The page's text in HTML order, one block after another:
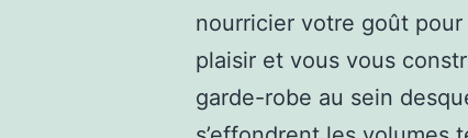
nourricier votre goût
plaisir et vous vous
garde-robe au sein